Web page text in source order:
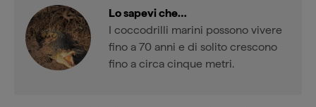
Lo sapevi che…
I coccodrilli marini possono vivere
fino a 70 anni e di solito crescono
fino a circa cinque metri.